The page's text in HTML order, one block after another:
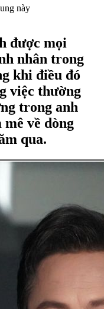
này
được mọi
nhân trong
khi điều đó
việc thường
trong anh
về dòng
qua.